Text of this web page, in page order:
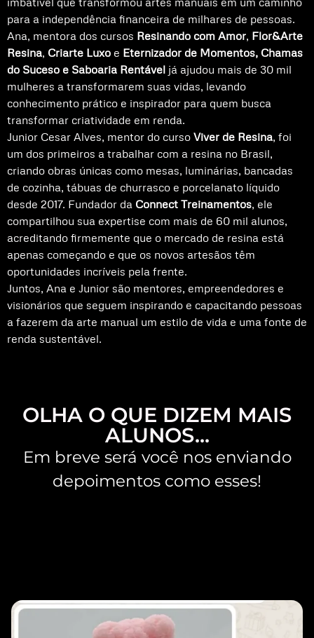
para a independência financeira de milhares de pessoas.
Ana, mentora dos cursos Resinando com Amor, Flor&Arte
Resina, Criarte Luxo e Eternizador de Momentos, Chamas
do Suceso e Saboaria Rentável já ajudou mais de 30 mil
mulheres a transformarem suas vidas, levando
conhecimento prático e inspirador para quem busca
transformar criatividade em renda.
Junior Cesar Alves, mentor do curso Viver de Resina, foi
um dos primeiros a trabalhar com a resina no Brasil,
criando obras únicas como mesas, luminárias, bancadas
de cozinha, tábuas de churrasco e porcelanato líquido
desde 2017. Fundador da Connect Treinamentos, ele
compartilhou sua expertise com mais de 60 mil alunos,
acreditando firmemente que o mercado de resina está
apenas começando e que os novos artesãos têm
oportunidades incríveis pela frente.
Juntos, Ana e Junior são mentores, empreendedores e
visionários que seguem inspirando e capacitando pessoas
a fazerem da arte manual um estilo de vida e uma fonte de
renda sustentável.
OLHA O QUE DIZEM MAIS
ALUNOS...
Em breve será você nos enviando
depoimentos como esses!